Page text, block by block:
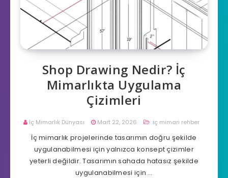
Shop Drawing Nedir? İç
Mimarlıkta Uygulama
Çizimleri
İç Mimarlık Dünyası Mart 22, 2026 iç mimari rehber
İç mimarlık projelerinde tasarımın doğru şekilde
uygulanabilmesi için yalnızca konsept çizimler
yeterli değildir. Tasarımın sahada hatasız şekilde
uygulanabilmesi için …